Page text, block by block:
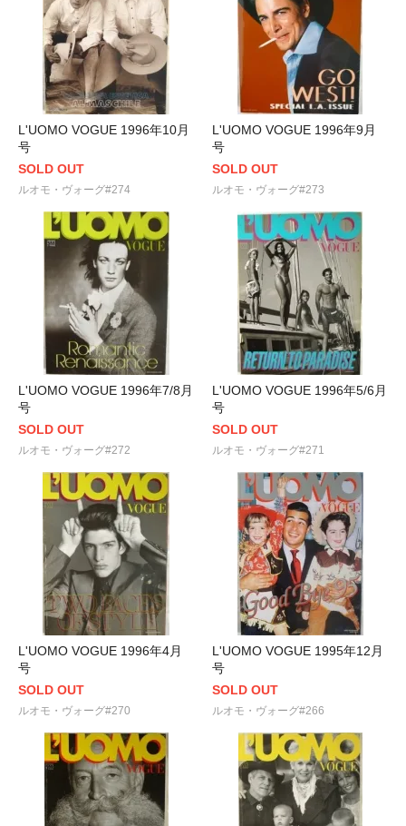
L'UOMO VOGUE 1996年10月
号
SOLD OUT
ルオモ・ヴォーグ#274
L'UOMO VOGUE 1996年9月
号
SOLD OUT
ルオモ・ヴォーグ#273
L'UOMO VOGUE 1996年7/8月
号
SOLD OUT
ルオモ・ヴォーグ#272
L'UOMO VOGUE 1996年5/6月
号
SOLD OUT
ルオモ・ヴォーグ#271
L'UOMO VOGUE 1996年4月
号
SOLD OUT
ルオモ・ヴォーグ#270
L'UOMO VOGUE 1995年12月
号
SOLD OUT
ルオモ・ヴォーグ#266